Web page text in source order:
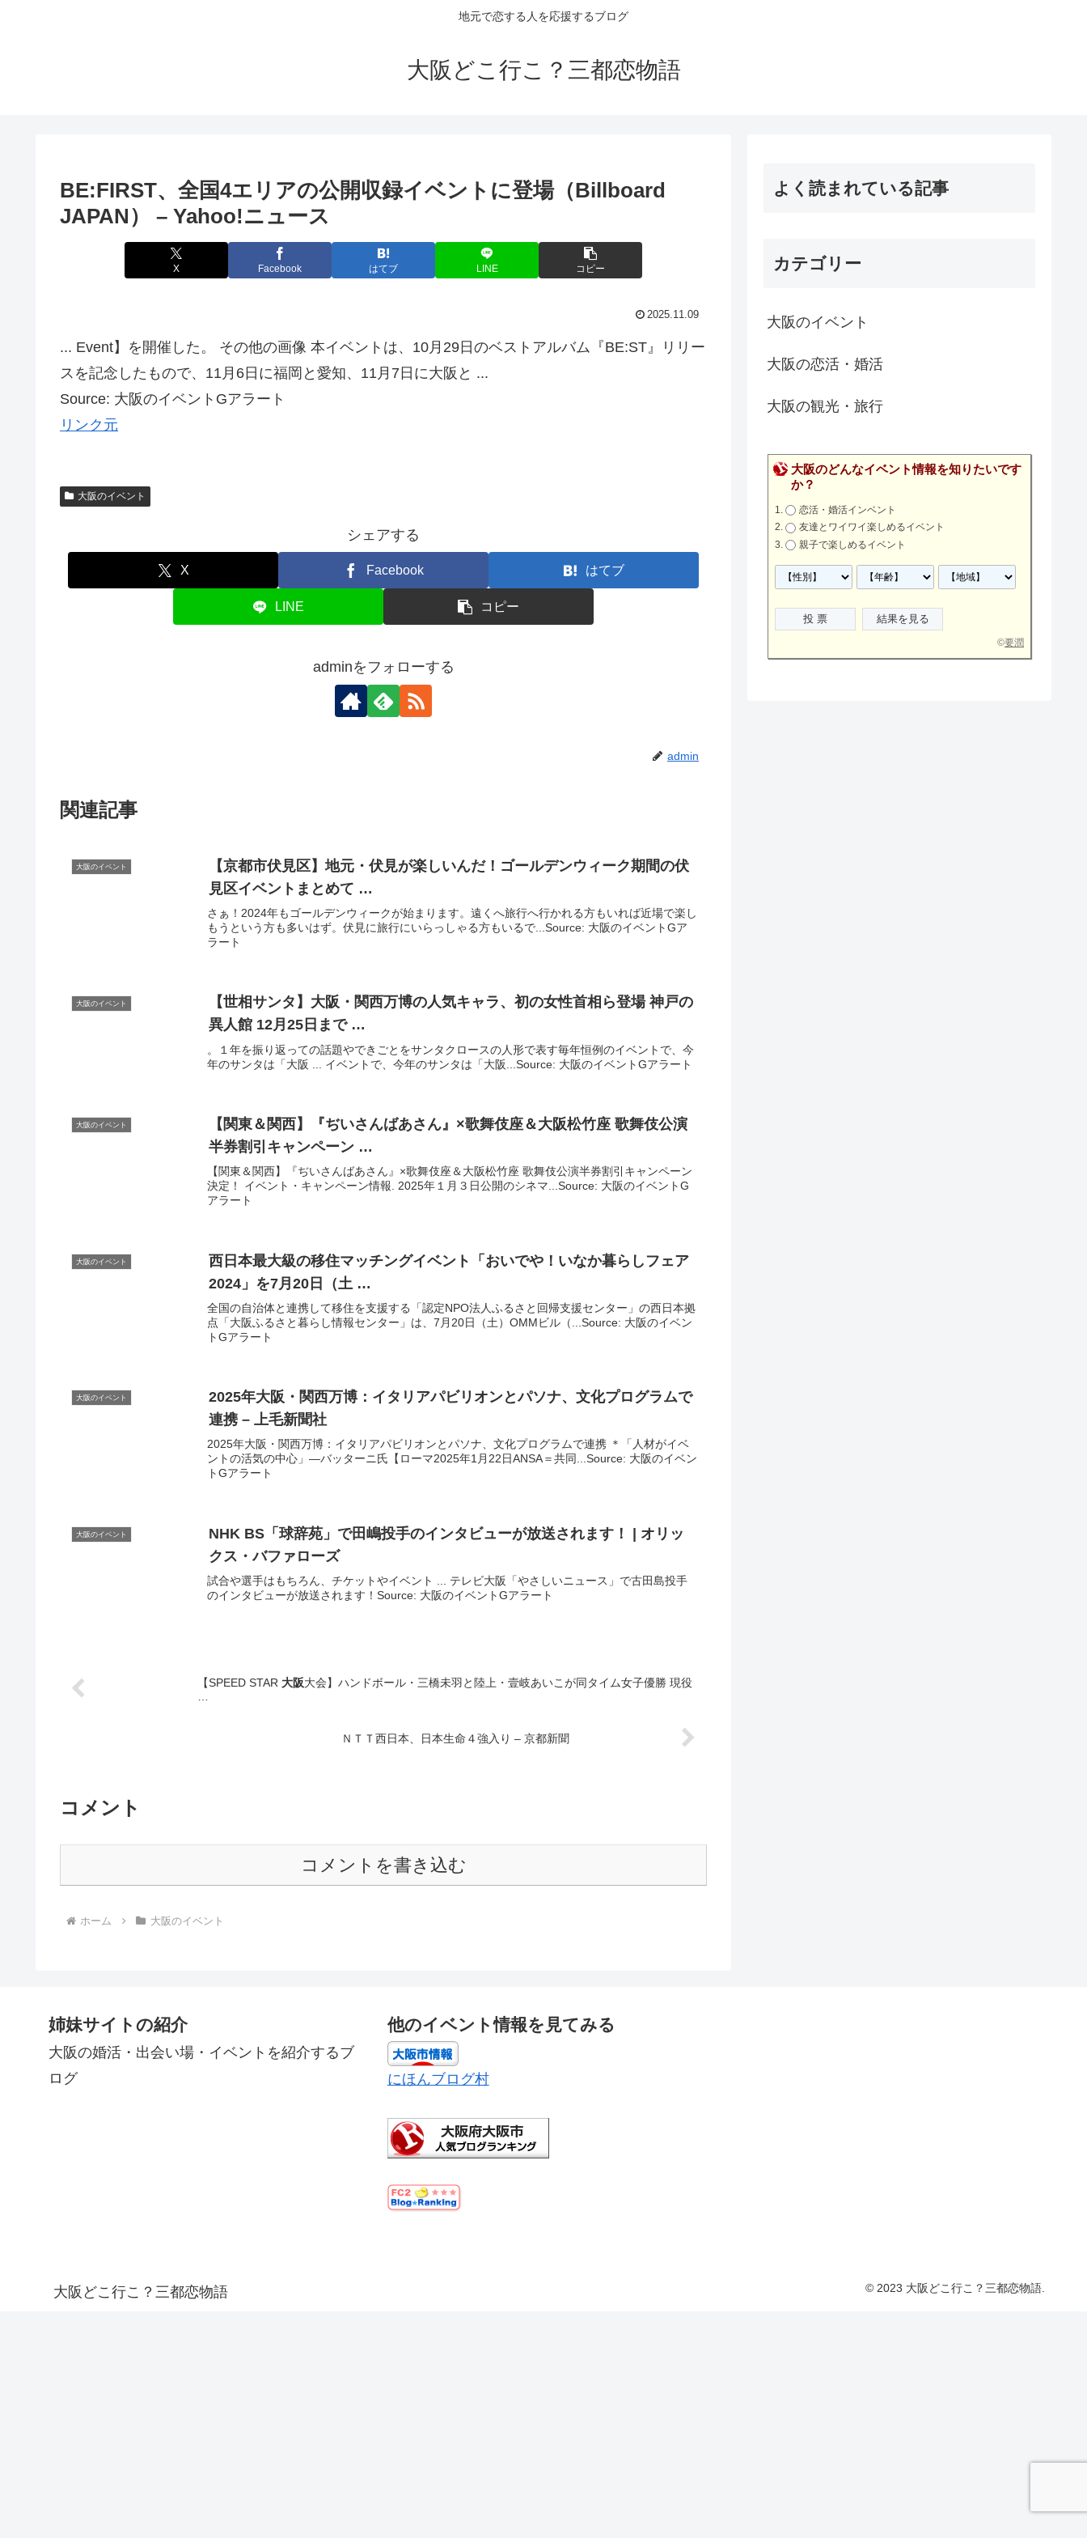
地元で恋する人を応援するブログ
大阪どこ行こ？三都恋物語
BE:FIRST、全国4エリアの公開収録イベント に登場（Billboard
JAPAN） – Yahoo!ニュース
X Facebook はてブ LINE コピー
2025.11.09
... Event】を開催した。 その他の画像 本イベントは、10月29日のベストアルバム『BE:ST』リリー
スを記念したもので、11月6日に福岡と愛知、11月7日に大阪と ...
Source: 大阪のイベントGアラート
リンク元
大阪のイベント
シェアする
X Facebook はてブ
LINE コピー
adminをフォローする
admin
関連記事
大阪のイベント
【京都市伏見区】地元・伏見が楽しいんだ！ゴールデンウィーク期間の伏
見区イベント まとめて …
さぁ！2024年もゴールデンウィークが始まります。遠くへ旅行へ行かれる方もいれば近場で楽し
もうという方も多いはず。伏見に旅行にいらっしゃる方もいるで...Source: 大阪のイベントGア
ラート
大阪のイベント 【世相サンタ】 大阪 ・関西万博の人気キャラ、初の女性首相ら登場 神戸の
異人館 12月25日まで …
。１年を振り返っての話題やできごとをサンタクロースの人形で表す毎年恒例のイベントで、今
年のサンタは「大阪 ... イベントで、今年のサンタは「大阪...Source: 大阪のイベントGアラート
大阪のイベント 【関東＆関西】『ぢいさんばあさん』×歌舞伎座＆大阪松竹座 歌舞伎公演
半券割引キャンペーン …
【関東＆関西】『ぢいさんばあさん』×歌舞伎座＆大阪松竹座 歌舞伎公演半券割引キャンペーン
決定！ イベント・キャンペーン情報. 2025年１月３日公開のシネマ...Source: 大阪のイベントG
アラート
大阪のイベント 西日本最大級の移住マッチングイベント
「おいでや！いなか暮らしフェア
2024」を7月20日（土 …
全国の自治体と連携して移住を支援する「認定NPO法人ふるさと回帰支援センター」の西日本拠
点「大阪ふるさと暮らし情報センター」は、7月20日（土）OMMビル（...Source: 大阪のイベン
トGアラート
大阪のイベント 2025年大阪 ・関西万博：イタリアパビリオンとパソナ、文化プログラムで
連携 – 上毛新聞社
2025年大阪・関西万博：イタリアパビリオンとパソナ、文化プログラムで連携 ＊「人材がイベ
ントの活気の中心」―バッターニ氏【ローマ2025年1月22日ANSA＝共同...Source: 大阪のイベン
トGアラート
大阪のイベント
NHK BS「球辞苑」で田嶋投手のインタビューが放送されます！ | オリッ
クス・バファローズ
試合や選手はもちろん、チケットやイベント ... テレビ大阪「やさしいニュース」で古田島投手
のインタビューが放送されます！Source: 大阪のイベントGアラート
【SPEED STAR 大阪大会】ハンドボール・三橋未羽と陸上・壹岐あいこが同タイム女子優勝 現役
ＮＴＴ西日本、日本生命４強入り – 京都新聞
コメント
コメントを書き込む
ホーム 大阪のイベント
よく読まれている記事
カテゴリー
大阪のイベント
大阪の恋活・婚活
大阪の観光・旅行
大阪のどんなイベント情報を知りたいです
か？
恋活・婚活インベント
友達とワイワイ楽しめるイベント
親子で楽しめるイベント
©要潤
姉妹サイトの紹介
大阪の婚活・出会い場・イベントを紹介するブ
ログ
他のイベント情報を見てみる
にほんブログ村
大阪どこ行こ？三都恋物語 © 2023 大阪どこ行こ？三都恋物語.